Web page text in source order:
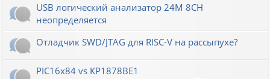
USB логический анализатор 24M 8CH
неопределяется
Отладчик SWD/JTAG для RISC-V на рассыпухе?
PIC16x84 vs КР1878ВЕ1